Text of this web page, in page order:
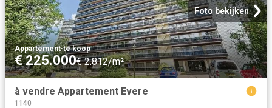
Foto bekijken
Appartement·te koop
€ 225.000€ 2.812/m²
à vendre Appartement Evere
1140